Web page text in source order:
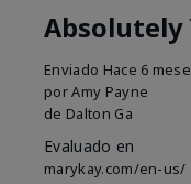
Absolutely
Enviado Hace 6
porAmy Payne
de Dalton Ga
Evaluado en
marykay.com/en-us/